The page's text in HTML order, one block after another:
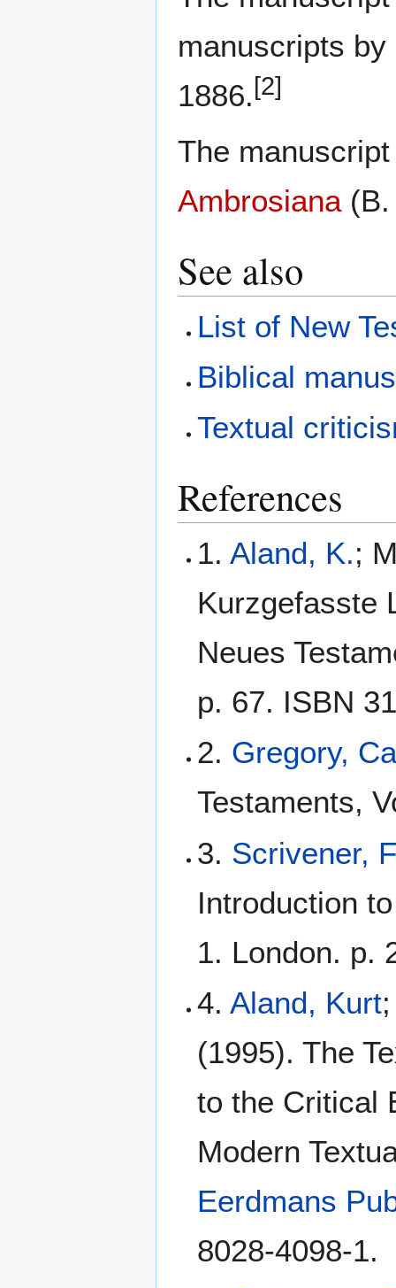
manuscripts by
1886. [2]
The
Ambrosiana(B.
See also
List of New
Biblical
Textual
References
1. Aland, K.;
Kurzgefasste
Neues
p. 67. ISBN
2. Gregory,
Testaments,
3. Scrivener,
Introduction
1. London. p.
4.Aland, Kurt
(1995). The
to the Critical
Modern
Eerdmans
8028-4098-1.